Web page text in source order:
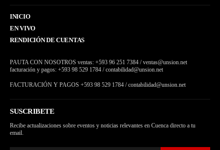
INICIO
EN VIVO
RENDICIÓN DE CUENTAS
PAUTA CON NOSOTROS ventas: +593 96 251 7384 / ventas@unsion.net
facturación y pagos: +593 98 529 1784 / contabilidad@unsion.net
FACTURACIÓN Y PAGOS +593 98 529 1784 / contabilidad@unsion.net
SUSCRIBETE
Recibe actualizaciones sobre eventos y noticias relevantes en Cuenca directo a tu
email.